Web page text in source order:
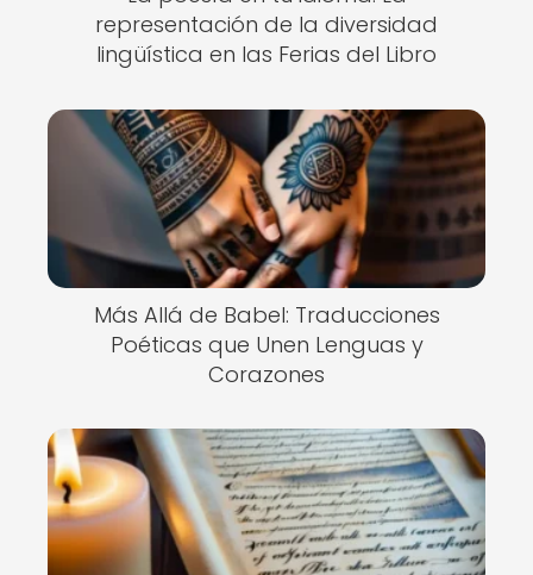
representación de la diversidad
lingüística en las Ferias del Libro
Más Allá de Babel: Traducciones
Poéticas que Unen Lenguas y
Corazones